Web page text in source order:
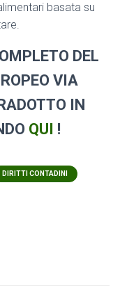
basata su
DEL
VIA
IN
QUI !
DIRITTI CONTADINI